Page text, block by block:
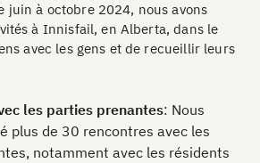
juin à octobre 2024, nous avons
à Innisfail, en Alberta, dans le
avec les gens et de recueillir leurs
les parties prenantes: Nous
plus de 30 rencontres avec les
notamment avec les résidents